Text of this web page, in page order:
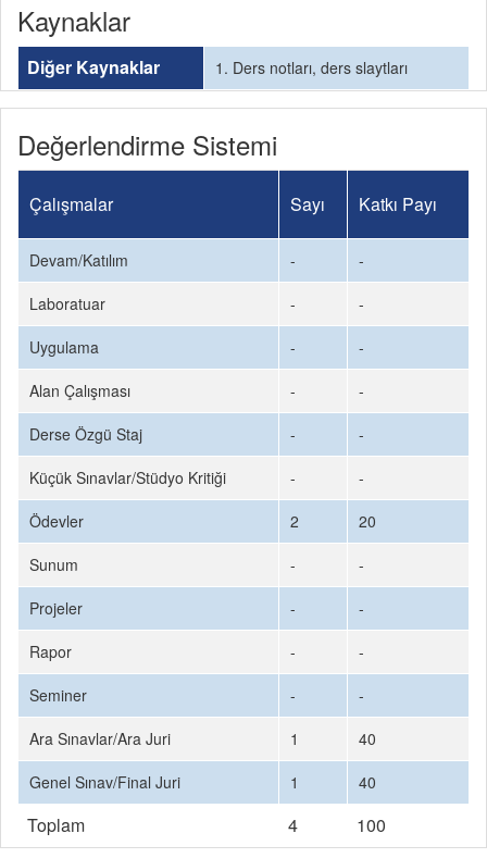
Kaynaklar
Diğer Kaynaklar 1. Ders notları, ders slaytları
Değerlendirme Sistemi
Çalışmalar Sayı Katkı Payı
Devam/Katılım -
-
Laboratuar
-
-
Uygulama
-
-
Alan Çalışması
-
-
Derse Özgü Staj
-
-
Küçük Sınavlar/Stüdyo Kritiği
-
-
Ödevler
2
20
Sunum
-
-
Projeler
-
-
Rapor
-
-
Seminer
-
-
Ara Sınavlar/Ara Juri
1
40
Genel Sınav/Final Juri
1 40
Toplam 4 100